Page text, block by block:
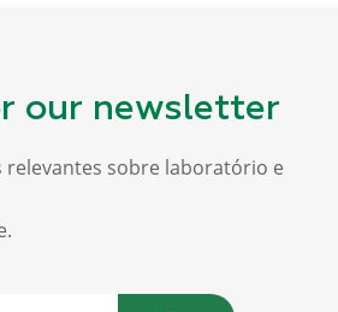
our newsletter
relevantes sobre laboratório e